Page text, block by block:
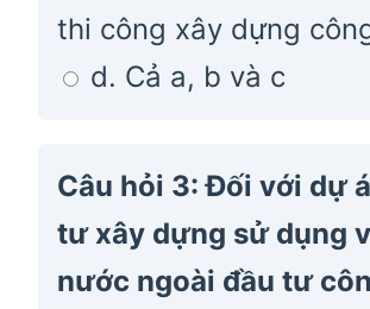
thi công xây dựng
d. Cả a, b và c
Câu hỏi 3: Đối với dự
tư xây dựng sử dụng
nước ngoài đầu tư